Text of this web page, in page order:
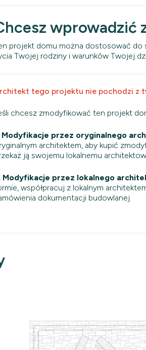
wprowadzić
projekt domu można dostosować do
Twojej rodziny i warunków Twojej
tego projektu nie pochodzi z
chcesz zmodyfikować ten projekt
Modyfikacje przez oryginalnego
architektem, aby kupić
ją swojemu lokalnemu
Modyfikacje przez lokalnego
współpracuj z lokalnym
dokumentacji budowlanej.